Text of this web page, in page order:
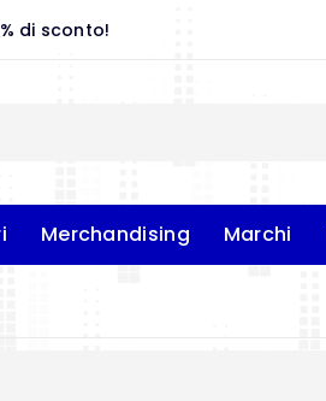
di sconto!
Merchandising Marchi